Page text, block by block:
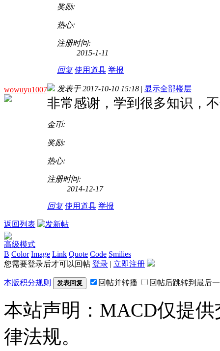
奖励:
热心:
注册时间:
2015-1-11
回复 使用道具 举报
wowuyu1007 发表于 2017-10-10 15:18 | 显示全部楼层
非常感谢，学到很多知识，
金币:
奖励:
热心:
注册时间:
2014-12-17
回复 使用道具 举报
返回列表
高级模式
B Color Image Link Quote Code Smilies
您需要登录后才可以回帖 登录 | 立即注册
本版积分规则 发表回复 回帖并转播 回帖后跳转到最后
本站声明：MACD仅提
律法规。